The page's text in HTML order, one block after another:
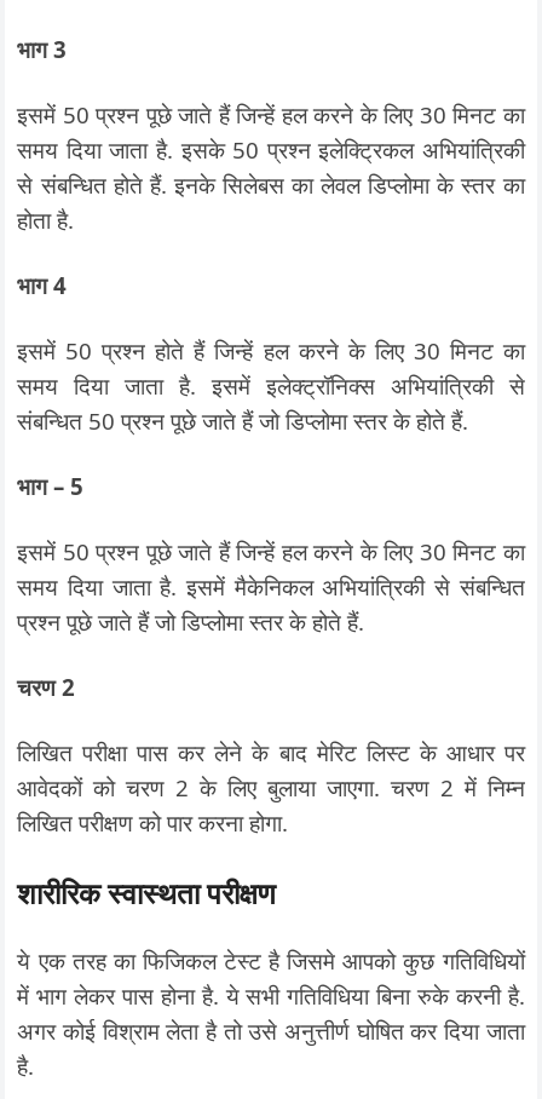
भाग 3
इसमें 50 प्रश्न पूछे जाते हैं जिन्हें हल करने के लिए 30 मिनट का
समय दिया जाता है. इसके 50 प्रश्न इलेक्ट्रिकल अभियांत्रिकी
से संबन्धित होते हैं. इनके सिलेबस का लेवल डिप्लोमा के स्तर का
होता है.
भाग 4
इसमें 50 प्रश्न होते हैं जिन्हें हल करने के लिए 30 मिनट का
समय दिया जाता है. इसमें इलेक्ट्रॉनिक्स अभियांत्रिकी से
संबन्धित 50 प्रश्न पूछे जाते हैं जो डिप्लोमा स्तर के होते हैं.
भाग – 5
इसमें 50 प्रश्न पूछे जाते हैं जिन्हें हल करने के लिए 30 मिनट का
समय दिया जाता है. इसमें मैकेनिकल अभियांत्रिकी से संबन्धित
प्रश्न पूछे जाते हैं जो डिप्लोमा स्तर के होते हैं.
चरण 2
लिखित परीक्षा पास कर लेने के बाद मेरिट लिस्ट के आधार पर
आवेदकों को चरण 2 के लिए बुलाया जाएगा. चरण 2 में निम्न
लिखित परीक्षण को पार करना होगा.
शारीरिक स्वास्थता परीक्षण
ये एक तरह का फिजिकल टेस्ट है जिसमे आपको कुछ गतिविधियों
में भाग लेकर पास होना है. ये सभी गतिविधिया बिना रुके करनी है.
अगर कोई विश्राम लेता है तो उसे अनुत्तीर्ण घोषित कर दिया जाता
है.